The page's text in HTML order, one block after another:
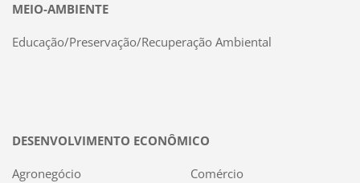
MEIO-AMBIENTE
Educação/Preservação/Recuperação Ambiental
DESENVOLVIMENTO ECONÔMICO
Agronegócio Comércio